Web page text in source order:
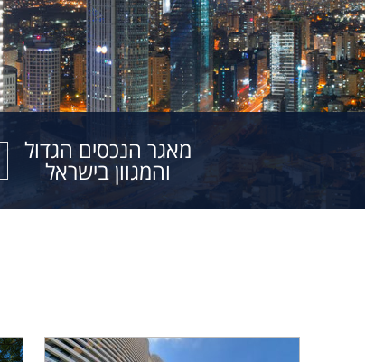
מאגר הנכסים הגדול
והמגוון בישראל